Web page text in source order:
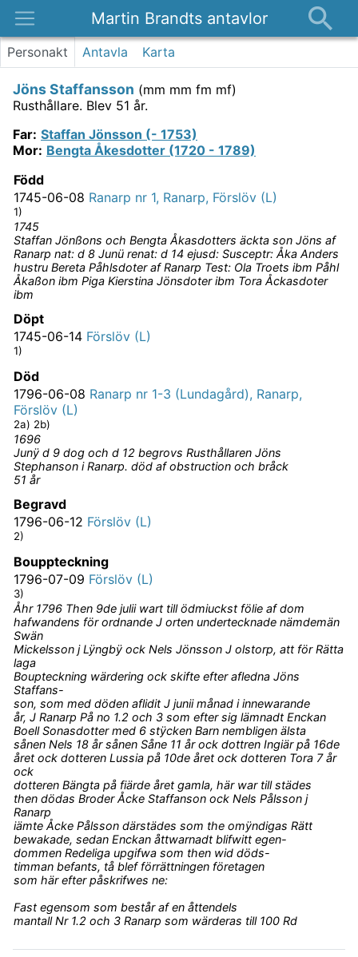
Martin Brandts antavlor
Platser
Om
Kontakt
Personakt Antavla Karta
Jöns Staffansson (mm mm fm mf)
Rusthållare. Blev 51 år.
Far: Staffan Jönsson (- 1753)
Mor: Bengta Åkesdotter (1720 - 1789)
Född
1745-06-08 Ranarp nr 1, Ranarp, Förslöv (L)
1)
1745
Staffan Jönßons och Bengta Åkasdotters äckta son Jöns af
Ranarp nat: d 8 Junü renat: d 14 ejusd: Susceptr: Åka Anders
hustru Bereta Påhlsdoter af Ranarp Test: Ola Troets ibm Påhl
Åkaßon ibm Piga Kierstina Jönsdoter ibm Tora Åckasdoter
ibm
Döpt
1745-06-14 Förslöv (L)
1)
Död
1796-06-08 Ranarp nr 1-3 (Lundagård), Ranarp,
Förslöv (L)
2a) 2b)
1696
Junÿ d 9 dog och d 12 begrovs Rusthållaren Jöns
Stephanson i Ranarp. död af obstruction och bråck
51 år
Begravd
1796-06-12 Förslöv (L)
2)
Bouppteckning
1796-07-09 Förslöv (L)
3)
Åhr 1796 Then 9de julii wart till ödmiuckst fölie af dom
hafwandens för ordnande J orten undertecknade nämdemän
Swän
Mickelsson j Lÿngbÿ ock Nels Jönsson J olstorp, att för Rätta
laga
Boupteckning wärdering ock skifte efter afledna Jöns
Staffans-
son, som med döden aflidit J junii månad i innewarande
år, J Ranarp På no 1.2 och 3 som efter sig lämnadt Enckan
Boell Sonasdotter med 6 stÿcken Barn nembligen älsta
sånen Nels 18 år sånen Såne 11 år ock dottren Ingiär på 16de
året ock dotteren Lussia på 10de året ock dotteren Tora 7 år
ock
dotteren Bängta på fiärde året gamla, här war till städes
then dödas Broder Åcke Staffanson ock Nels Pålsson j
Ranarp
iämte Åcke Pålsson därstädes som the omÿndigas Rätt
bewakade, sedan Enckan åttwarnadt blifwitt egen-
dommen Redeliga upgifwa som then wid döds-
timman befants, tå blef förrättningen företagen
som här efter påskrifwes ne:
Fast egensom som består af en åttendels
mantall Nr 1.2 och 3 Ranarp som wärderas till 100 Rd